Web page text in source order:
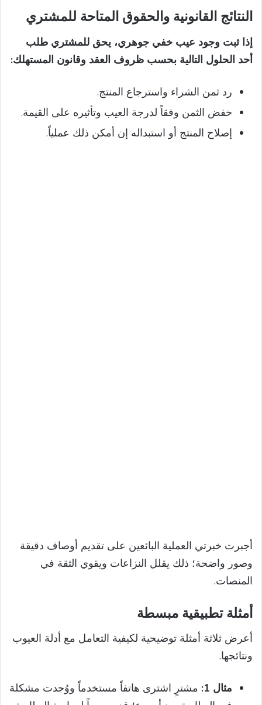
النتائج القانونية والحقوق المتاحة للمشتري
إذا ثبت وجود عيب خفي جوهري، يحق للمشتري طلب
أحد الحلول التالية بحسب ظروف العقد وقانون المستهلك:
رد ثمن الشراء واسترجاع المنتج.
خفض الثمن وفقاً لدرجة العيب وتأثيره على القيمة.
إصلاح المنتج أو استبداله إن أمكن ذلك عملياً.
أجبرت خبرتي العملية البائعين على تقديم أوصاف دقيقة
وصور واضحة؛ ذلك يقلل النزاعات ويقوي الثقة في
المنصات.
أمثلة تطبيقية مبسطة
أعرض ثلاثة أمثلة توضيحية لكيفية التعامل مع أدلة العيوب
ونتائجها.
مثال 1:
مشترٍ اشترى هاتفاً مستخدماً ووُجدت مشكلة